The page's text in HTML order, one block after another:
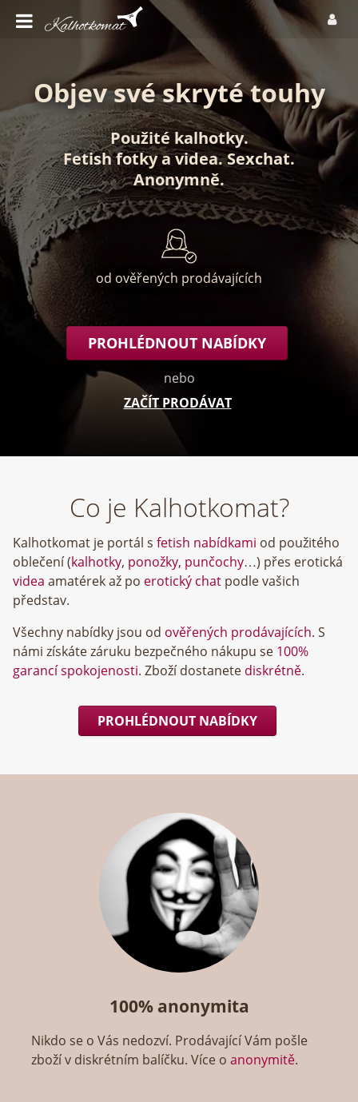
Objev své skryté touhy
Použité kalhotky.
Fetish fotkyavidea.Sexchat.
Anonymně.
od ověřených prodávajících
PROHLÉDNOUT NABÍDKY
nebo
ZAČÍT PRODÁVAT
Co je Kalhotkomat?
Kalhotkomat je portál s fetish nabídkami od použitého
oblečení (kalhotky, ponožky, punčochy…) přes erotická
videa amatérek až po erotický chat podle vašich
představ.
Všechny nabídky jsou od ověřených prodávajících. S
námi získáte záruku bezpečného nákupu se 100%
garancí spokojenosti. Zboží dostanete diskrétně.
PROHLÉDNOUT NABÍDKY
100% anonymita
Nikdo se o Vás nedozví. Prodávající Vám pošle
zboží v diskrétním balíčku. Více oanonymitě.